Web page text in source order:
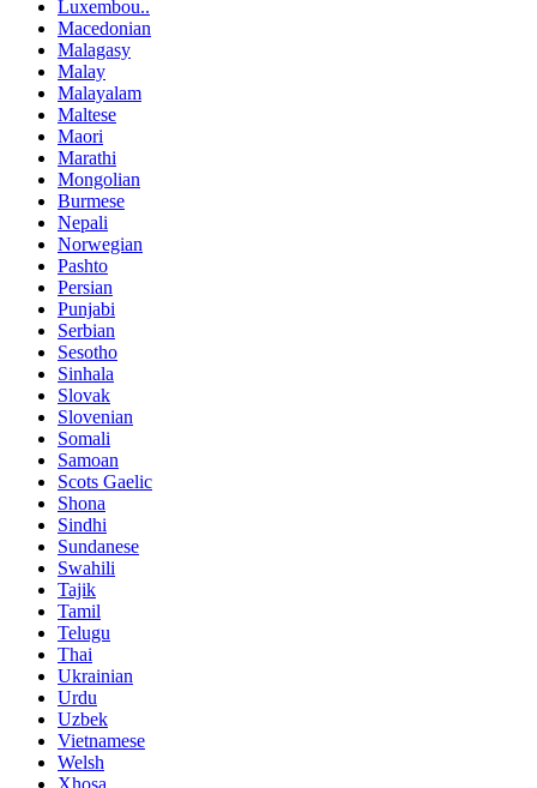
Luxembou..
Macedonian
Malagasy
Malay
Malayalam
Maltese
Maori
Marathi
Mongolian
Burmese
Nepali
Norwegian
Pashto
Persian
Punjabi
Serbian
Sesotho
Sinhala
Slovak
Slovenian
Somali
Samoan
Scots Gaelic
Shona
Sindhi
Sundanese
Swahili
Tajik
Tamil
Telugu
Thai
Ukrainian
Urdu
Uzbek
Vietnamese
Welsh